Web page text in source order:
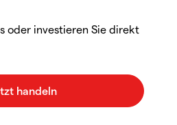
oder investieren Sie direkt